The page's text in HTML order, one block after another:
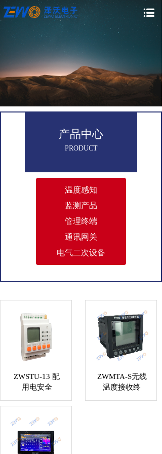
PRODUCT
产品中心
温度感知
监测产品
管理终端
通讯网关
电气二次设备
ZWSTU-13 配
用电安全
ZWMTA-S无线
温度接收终